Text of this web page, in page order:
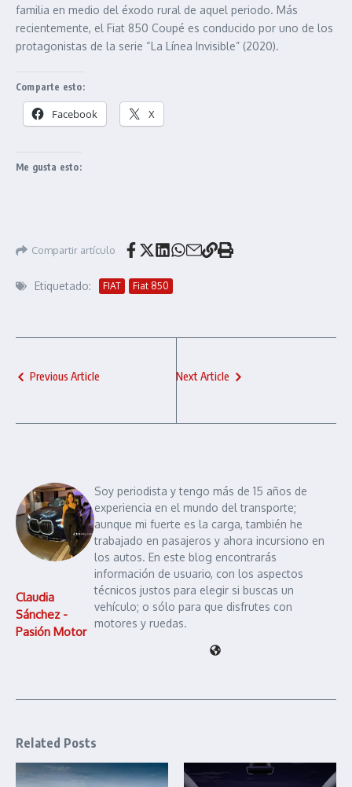
familia en medio del éxodo rural de aquel periodo. Más
recientemente, el Fiat 850 Coupé es conducido por uno de los
protagonistas de la serie “La Línea Invisible” (2020).
Comparte esto:
Facebook X
Me gusta esto:
Compartir artículo
Etiquetado: FIAT Fiat 850
Previous Article Next Article
Claudia
Sánchez -
Pasión Motor
Soy periodista y tengo más de 15 años de
experiencia en el mundo del transporte;
aunque mi fuerte es la carga, también he
trabajado en pasajeros y ahora incursiono en
los autos. En este blog encontrarás
información de usuario, con los aspectos
técnicos justos para elegir si buscas un
vehículo; o sólo para que disfrutes con
motores y ruedas.
Related Posts